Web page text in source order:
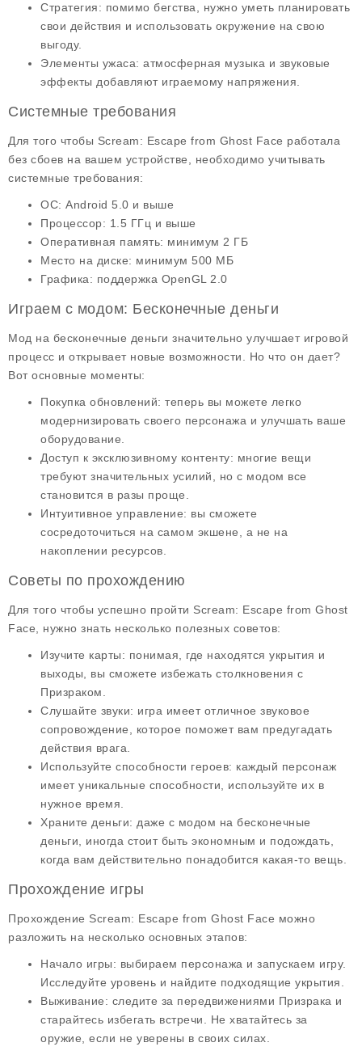
Стратегия: помимо бегства, нужно уметь планировать
свои действия и использовать окружение на свою
выгоду.
Элементы ужаса: атмосферная музыка и звуковые
эффекты добавляют играемому напряжения.
Системные требования
Для того чтобы Scream: Escape from Ghost Face работала
без сбоев на вашем устройстве, необходимо учитывать
системные требования:
ОС: Android 5.0 и выше
Процессор: 1.5 ГГц и выше
Оперативная память: минимум 2 ГБ
Место на диске: минимум 500 МБ
Графика: поддержка OpenGL 2.0
Играем с модом: Бесконечные деньги
Мод на бесконечные деньги значительно улучшает игровой
процесс и открывает новые возможности. Но что он дает?
Вот основные моменты:
Покупка обновлений: теперь вы можете легко
модернизировать своего персонажа и улучшать ваше
оборудование.
Доступ к эксклюзивному контенту: многие вещи
требуют значительных усилий, но с модом все
становится в разы проще.
Интуитивное управление: вы сможете
сосредоточиться на самом экшене, а не на
накоплении ресурсов.
Советы по прохождению
Для того чтобы успешно пройти Scream: Escape from Ghost
Face , нужно знать несколько полезных советов:
Изучите карты: понимая, где находятся укрытия и
выходы, вы сможете избежать столкновения с
Призраком.
Слушайте звуки: игра имеет отличное звуковое
сопровождение, которое поможет вам предугадать
действия врага.
Используйте способности героев: каждый персонаж
имеет уникальные способности, используйте их в
нужное время.
Храните деньги: даже с модом на бесконечные
деньги, иногда стоит быть экономным и подождать,
когда вам действительно понадобится какая-то вещь.
Прохождение игры
Прохождение Scream: Escape from Ghost Face можно
разложить на несколько основных этапов:
Начало игры: выбираем персонажа и запускаем игру.
Исследуйте уровень и найдите подходящие укрытия.
Выживание: следите за передвижениями Призрака и
старайтесь избегать встречи. Не хватайтесь за
оружие, если не уверены в своих силах.